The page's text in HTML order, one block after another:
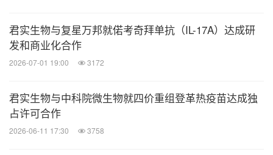
身上采集的一份血液样本中鉴定出来的。
礼来已成功地完成了一项bamlanivimab用于COVID-
针对近期在门诊确诊为COVID-19人群的II/III期临床研
究（NCT04427501）正在进行中。针对长期疗养机
君实生物与复星万邦就偌考奇拜单抗（IL-17A）达成研
发和商业化合作
2026-07-01 19:00 3172
君实生物与中科院微生物就四价重组登革热疫苗达成独
占许可合作
2026-06-11 17:30 3758